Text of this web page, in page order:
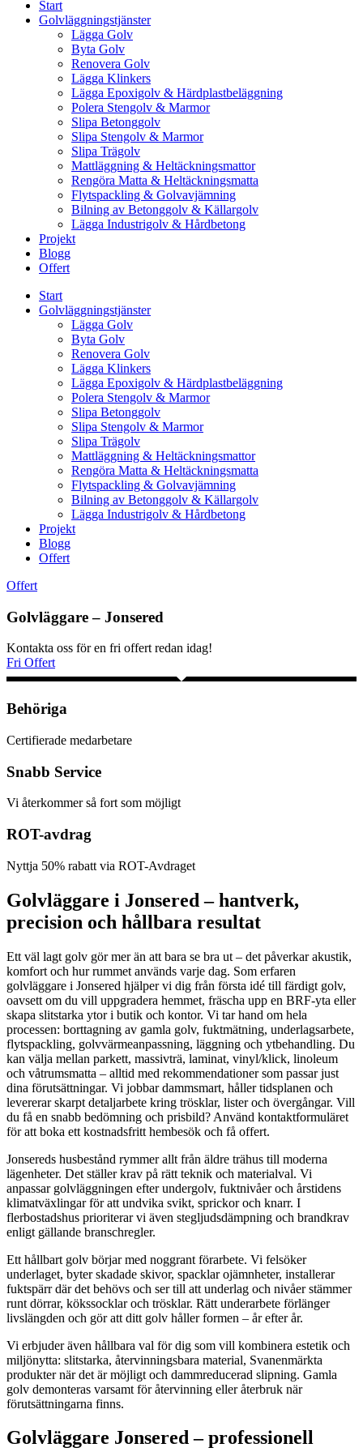
Start
Golvläggningstjänster
Lägga Golv
Byta Golv
Renovera Golv
Lägga Klinkers
Lägga Epoxigolv & Härdplastbeläggning
Polera Stengolv & Marmor
Slipa Betonggolv
Slipa Stengolv & Marmor
Slipa Trägolv
Mattläggning & Heltäckningsmattor
Rengöra Matta & Heltäckningsmatta
Flytspackling & Golvavjämning
Bilning av Betonggolv & Källargolv
Lägga Industrigolv & Hårdbetong
Projekt
Blogg
Offert
Start
Golvläggningstjänster
Lägga Golv
Byta Golv
Renovera Golv
Lägga Klinkers
Lägga Epoxigolv & Härdplastbeläggning
Polera Stengolv & Marmor
Slipa Betonggolv
Slipa Stengolv & Marmor
Slipa Trägolv
Mattläggning & Heltäckningsmattor
Rengöra Matta & Heltäckningsmatta
Flytspackling & Golvavjämning
Bilning av Betonggolv & Källargolv
Lägga Industrigolv & Hårdbetong
Projekt
Blogg
Offert
Offert
Golvläggare – Jonsered
Kontakta oss för en fri offert redan idag!
Fri Offert
Behöriga
Certifierade medarbetare
Snabb Service
Vi återkommer så fort som möjligt
ROT-avdrag
Nyttja 50% rabatt via ROT-Avdraget
Golvläggare i Jonsered – hantverk,
precision och hållbara resultat
Ett väl lagt golv gör mer än att bara se bra ut – det påverkar akustik,
komfort och hur rummet används varje dag. Som erfaren
golvläggare i Jonsered hjälper vi dig från första idé till färdigt golv,
oavsett om du vill uppgradera hemmet, fräscha upp en BRF-yta eller
skapa slitstarka ytor i butik och kontor. Vi tar hand om hela
processen: borttagning av gamla golv, fuktmätning, underlagsarbete,
flytspackling, golvvärmeanpassning, läggning och ytbehandling. Du
kan välja mellan parkett, massivträ, laminat, vinyl/klick, linoleum
och våtrumsmatta – alltid med rekommendationer som passar just
dina förutsättningar. Vi jobbar dammsmart, håller tidsplanen och
levererar skarpt detaljarbete kring trösklar, lister och övergångar. Vill
du få en snabb bedömning och prisbild? Använd kontaktformuläret
för att boka ett kostnadsfritt hembesök och få offert.
Jonsereds husbestånd rymmer allt från äldre trähus till moderna
lägenheter. Det ställer krav på rätt teknik och materialval. Vi
anpassar golvläggningen efter undergolv, fuktnivåer och årstidens
klimatväxlingar för att undvika svikt, sprickor och knarr. I
flerbostadshus prioriterar vi även stegljudsdämpning och brandkrav
enligt gällande branschregler.
Ett hållbart golv börjar med noggrant förarbete. Vi felsöker
underlaget, byter skadade skivor, spacklar ojämnheter, installerar
fuktspärr där det behövs och ser till att underlag och nivåer stämmer
runt dörrar, kökssocklar och trösklar. Rätt underarbete förlänger
livslängden och gör att ditt golv håller formen – år efter år.
Vi erbjuder även hållbara val för dig som vill kombinera estetik och
miljönytta: slitstarka, återvinningsbara material, Svanenmärkta
produkter när det är möjligt och dammreducerad slipning. Gamla
golv demonteras varsamt för återvinning eller återbruk när
förutsättningarna finns.
Golvläggare Jonsered – professionell